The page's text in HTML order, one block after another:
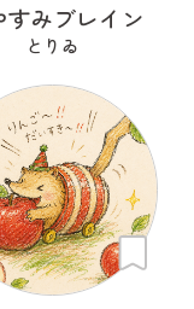
すみブレイン
とりゐ